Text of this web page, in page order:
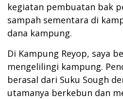
kegiatan pembuatan bak
sampah sementara di
dana kampung.
Di Kampung Reyop, saya
mengelilingi kampung.
berasal dari Suku Sough
utamanya berkebun dan